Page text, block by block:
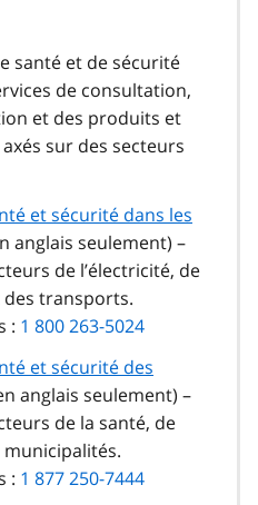
santé et de sécurité
de consultation,
et des produits et
sur des secteurs
et sécurité dans les
anglais seulement) –
de l’électricité, de
transports.
: 1 800 263-5024
et sécurité des
anglais seulement) –
de la santé, de
municipalités.
: 1 877 250-7444